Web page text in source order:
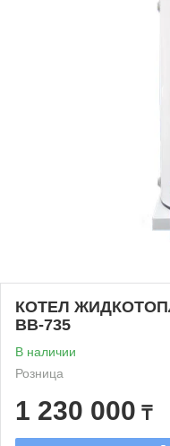
КОТЕЛ
BB-735
В наличии
Розница
1 230 000 ₸